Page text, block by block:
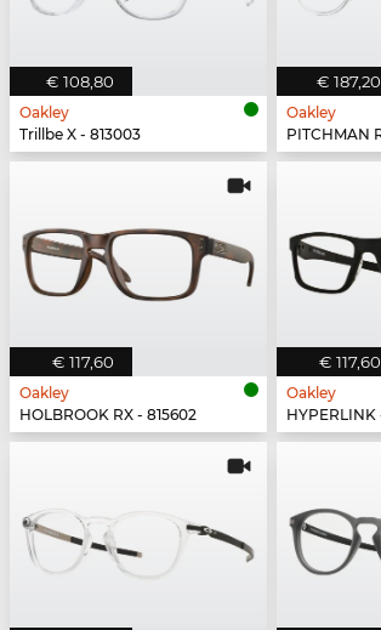
€ 108,80
Oakley
Trillbe X - 813003
€ 187,20
Oakley
PITCHMAN R
€ 117,60
Oakley
HOLBROOK RX - 815602
€ 117,60
Oakley
HYPERLINK